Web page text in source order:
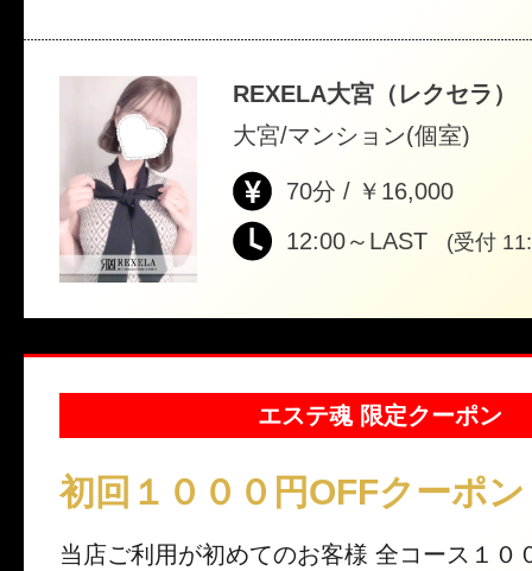
REXELA大宮（レクセラ）
大宮/マンション(個室)
70分 / ￥16,000
12:00～LAST
(受付
エステ魂 限定クーポン
初回１０００円OFFクーポン
当店ご利用が初めてのお客様 全コース１０